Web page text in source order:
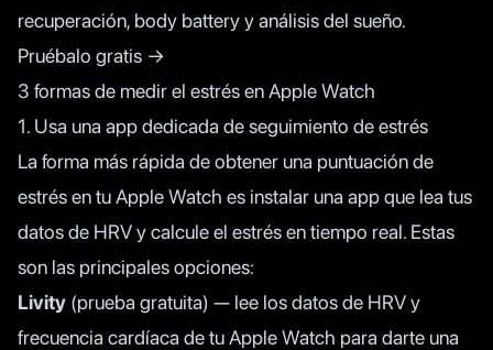
recuperación, body battery y análisis del sueño.
Pruébalo gratis →
3 formas de medir el estrés en Apple Watch
1. Usa una app dedicada de seguimiento de estrés
La forma más rápida de obtener una puntuación de
estrés en tu Apple Watch es instalar una app que lea tus
datos de HRV y calcule el estrés en tiempo real. Estas
son las principales opciones:
Livity (prueba gratuita) — lee los datos de HRV y
frecuencia cardíaca de tu Apple Watch para darte una